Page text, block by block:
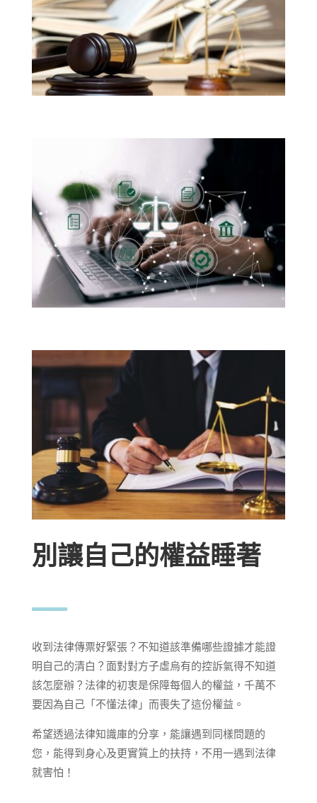
別讓自己的權益睡著
收到法律傳票好緊張？不知道該準備哪些證據才能證
明自己的清白？面對對方子虛烏有的控訴氣得不知道
該怎麼辦？法律的初衷是保障每個人的權益，千萬不
要因為自己「不懂法律」而喪失了這份權益。
希望透過法律知識庫的分享，能讓遇到同樣問題的
您，能得到身心及更實質上的扶持，不用一遇到法律
就害怕！